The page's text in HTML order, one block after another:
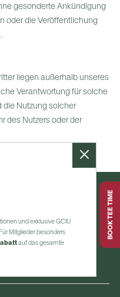
gesonderte Ankündigung
oder die Veröffentlichung
liegen außerhalb unseres
Verantwortung für solche
die Nutzung solcher
des Nutzers oder der
(at) interlakengolf.ch
BOOK TEE TIME
und exklusive GCIU
Mitglieder besonders
auf das gesamte